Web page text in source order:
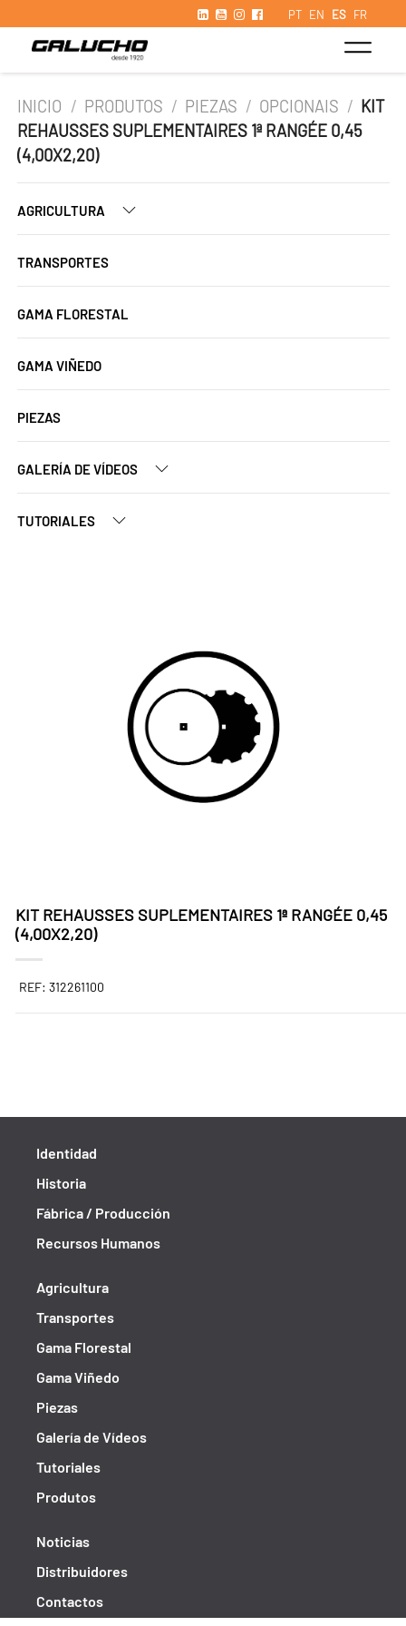
PT EN ES FR
INICIO / PRODUTOS / PIEZAS / OPCIONAIS / KIT
REHAUSSES SUPLEMENTAIRES 1ª RANGÉE 0,45
(4,00X2,20)
AGRICULTURA
TRANSPORTES
GAMA FLORESTAL
GAMA VIÑEDO
PIEZAS
GALERÍA DE VÍDEOS
TUTORIALES
KIT REHAUSSES SUPLEMENTAIRES 1ª RANGÉE 0,45
(4,00X2,20)
REF: 312261100
Identidad
Historia
Fábrica / Producción
Recursos Humanos
Agricultura
Transportes
Gama Florestal
Gama Viñedo
Piezas
Galería de Vídeos
Tutoriales
Produtos
Noticias
Distribuidores
Contactos